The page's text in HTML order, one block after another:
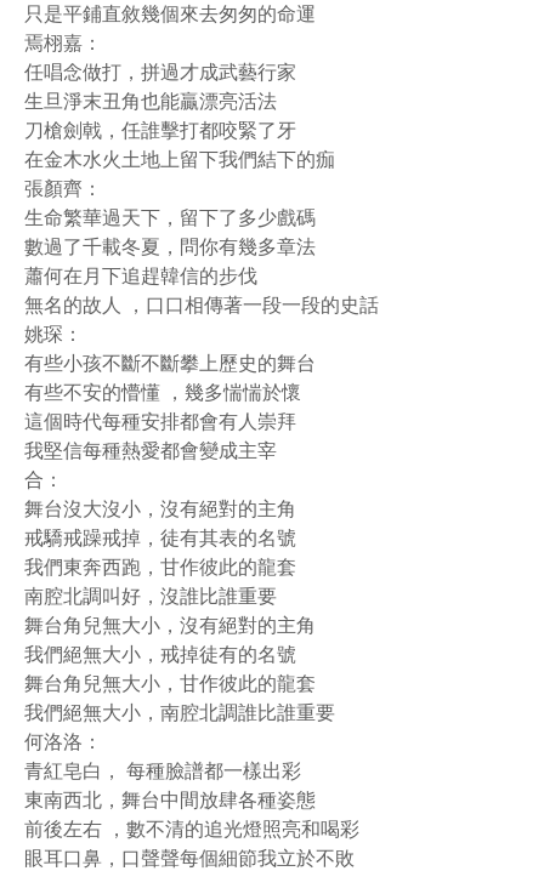
只是平鋪直敘幾個來去匆匆的命運
焉栩嘉：
任唱念做打，拼過才成武藝行家
生旦淨末丑角也能贏漂亮活法
刀槍劍戟，任誰擊打都咬緊了牙
在金木水火土地上留下我們結下的痂
張顏齊：
生命繁華過天下，留下了多少戲碼
數過了千載冬夏，問你有幾多章法
蕭何在月下追趕韓信的步伐
無名的故人 ，口口相傳著一段一段的史話
姚琛：
有些小孩不斷不斷攀上歷史的舞台
有些不安的懵懂 ，幾多惴惴於懷
這個時代每種安排都會有人崇拜
我堅信每種熱愛都會變成主宰
合：
舞台沒大沒小，沒有絕對的主角
戒驕戒躁戒掉，徒有其表的名號
我們東奔西跑，甘作彼此的龍套
南腔北調叫好，沒誰比誰重要
舞台角兒無大小，沒有絕對的主角
我們絕無大小，戒掉徒有的名號
舞台角兒無大小，甘作彼此的龍套
我們絕無大小，南腔北調誰比誰重要
何洛洛：
青紅皂白， 每種臉譜都一樣出彩
東南西北，舞台中間放肆各種姿態
前後左右 ，數不清的追光燈照亮和喝彩
眼耳口鼻，口聲聲每個細節我立於不敗